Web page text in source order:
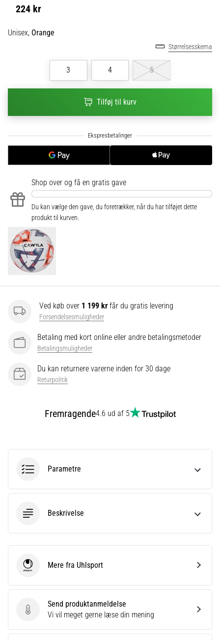
1. 7. 2025
1 min. Læsning
klar
kvindernes
EM
officielle
trøjer
og
Nike,
adidas
og
PUMA.
en
af
Vis
224 kr
Unisex, Orange
Størrelsesskema
3 4 5
Tilføj til kurv
Shop over og få en gratis gave
Du kan vælge den gave, du foretrækker, når du har tilføjet dette
produkt til kurven.
Ved køb over 1 199 kr får du gratis levering
Forsendelsesmuligheder
Betaling med kort online eller andre betalingsmetoder
Betalingsmuligheder
Du kan returnere varerne inden for 30 dage
Returpolitik
Fremragende4.6 ud af 5
Parametre
Beskrivelse
Send produktanmeldelse
Send produktanmeldelse
Vi vil meget gerne læse din mening
UhlsportMere fra Uhlsport